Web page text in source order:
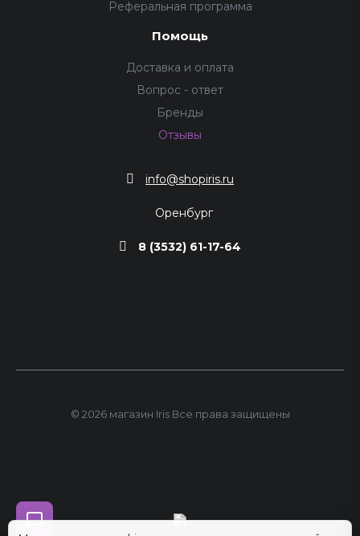
Реферальная программа
Помощь
Доставка и оплата
Вопрос - ответ
Бренды
Отзывы
info@shopiris.ru
Оренбург
8 (3532) 61-17-64
© 2026 магазин Iris Все права защищены